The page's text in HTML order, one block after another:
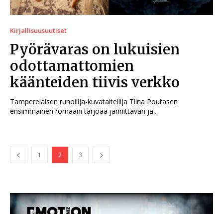
Kirjallisuusuutiset
Pyörävaras on lukuisien
odottamattomien
käänteiden tiivis verkko
Tamperelaisen runoilija-kuvataiteilija Tiina Poutasen
ensimmäinen romaani tarjoaa jännittävän ja...
1 2 3